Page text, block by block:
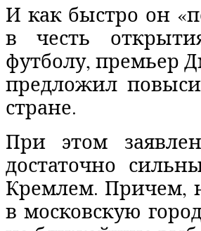
И как быстро он
в честь
футболу, премьер
предложил
стране.
При этом
достаточно
Кремлем. Причем,
в московскую